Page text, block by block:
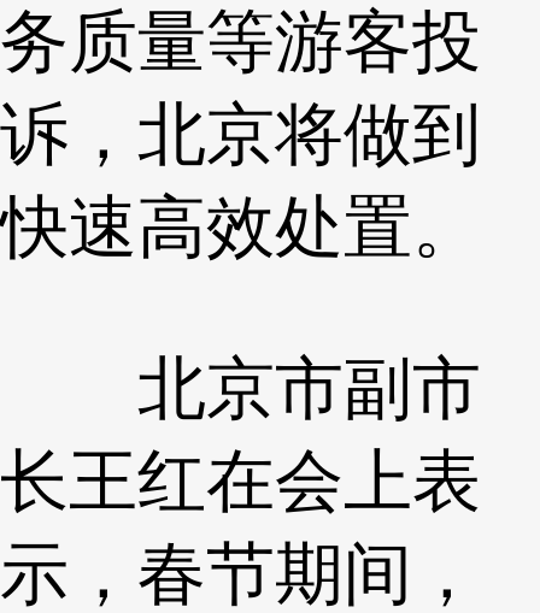
务质量等游客投
诉，北京将做到
快速高效处置。
北京市副市
长王红在会上表
示，春节期间，